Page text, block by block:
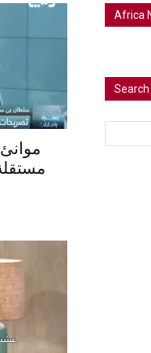
موانئ
Africa